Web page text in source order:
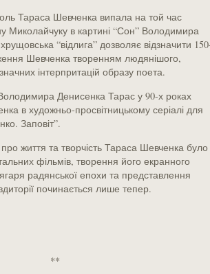
Тараса Шевченка випала на той час
Миколайчуку в картині “Сон” Володимира
“відлига” дозволяє відзначити
Шевченка творенням людянішого,
інтерпритацій образу поета.
Денисенка Тарас у 90-х роках
в художньо-просвітницькому серіалі для
Заповіт”.
життя та творчість Тараса Шевченка було
фільмів, творення його екранного
радянської епохи та представлення
починається лише тепер.
**